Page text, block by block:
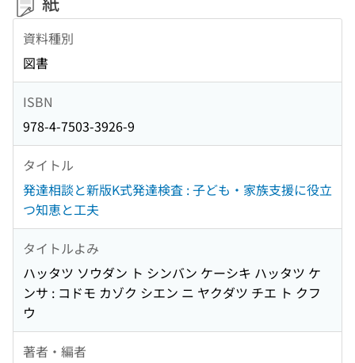
資料種別
図書
ISBN
978-4-7503-3926-9
タイトル
発達相談と新版K式発達検査 : 子ども・家族支援に役立
つ知恵と工夫
タイトルよみ
ハッタツ ソウダン ト シンバン ケーシキ ハッタツ ケ
ンサ : コドモ カゾク シエン ニ ヤクダツ チエ ト クフ
ウ
著者・編者